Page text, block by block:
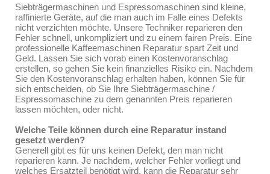
Siebträgermaschinen und Espressomaschinen sind kleine,
raffinierte Geräte, auf die man auch im Falle eines Defekts
nicht verzichten möchte. Unsere Techniker reparieren den
Fehler schnell, unkompliziert und zu einem fairen Preis. Eine
professionelle Kaffeemaschinen Reparatur spart Zeit und
Geld. Lassen Sie sich vorab einen Kostenvoranschlag
erstellen, so gehen Sie kein finanzielles Risiko ein. Nachdem
Sie den Kostenvoranschlag erhalten haben, können Sie für
sich entscheiden, ob Sie Ihre Siebträgermaschine /
Espressomaschine zu dem genannten Preis reparieren
lassen möchten, oder nicht.
Welche Teile können durch eine Reparatur instand
gesetzt werden?
Generell gibt es für uns keinen Defekt, den man nicht
reparieren kann. Je nachdem, welcher Fehler vorliegt und
welches Ersatzteil benötigt wird, kann die Reparatur sehr